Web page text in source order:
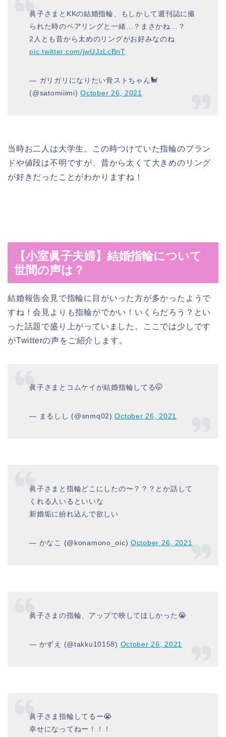
眞子さまとKKの結婚指輪、もしかして週刊誌に撮
られた時のペアリングと一緒…？まさかね…？
2人とも昔から太めのリングがお好みなのね
pic.twitter.com/jwUJzLcBnT
— ガリガリになりたい骨ストちゃん🐩
(@satomiiimi)October 26, 2021
当時お二人は大学生。この時つけていた指輪のブラン
ドや値段は不明ですが、昔から太くて大きめのリング
が好きだったことがわかりますね！
【小室眞子夫婦】結婚指輪について
世間の声は？
結婚報告会見で指輪に目がいった方が多かったようで
すね！会見よりも指輪がでかい！いくらだろう？とい
った話題で盛り上がっていました。ここでは少しです
がTwitterの声をご紹介します。
眞子さまとコムケイが結婚指輪してる🤭
— まるしし (@snmq02)October 26, 2021
眞子さまと指輪どこにしたの〜？？？とか話して
くれる人いるといいな
新婚垢に紛れ込んで欲しい
— かなこ (@konamono_oic)October 26, 2021
眞子さまの指輪、アップで映してほしかった😭
— かずえ (@takku10158) October 26, 2021
眞子さま指輪してるー😭
幸せになってねー！！！